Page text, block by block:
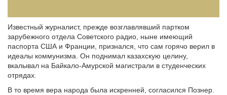
Известный журналист, прежде возглавлявший партком
зарубежного отдела Советского радио, ныне имеющий
паспорта США и Франции, признался, что сам горячо верил в
идеалы коммунизма. Он поднимал казахскую целину,
вкалывал на Байкало-Амурской магистрали в студенческих
отрядах.
В то время вера народа была искренней, согласился Познер.